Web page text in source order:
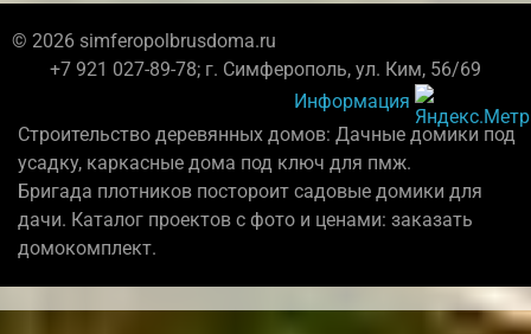
© 2026 simferopolbrusdoma.ru
+7 921 027-89-78; г. Симферополь, ул. Ким, 56/69
Информация
Строительство деревянных домов: Дачные домики под
усадку, каркасные дома под ключ для пмж.
Бригада плотников постороит садовые домики для
дачи. Каталог проектов с фото и ценами: заказать
домокомплект.